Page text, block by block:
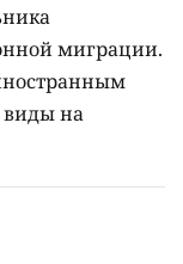
миграции.
на